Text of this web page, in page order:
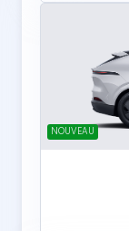
NOUVEAU